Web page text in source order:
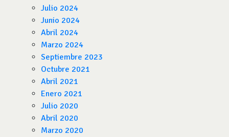
Julio 2024
Junio 2024
Abril 2024
Marzo 2024
Septiembre 2023
Octubre 2021
Abril 2021
Enero 2021
Julio 2020
Abril 2020
Marzo 2020